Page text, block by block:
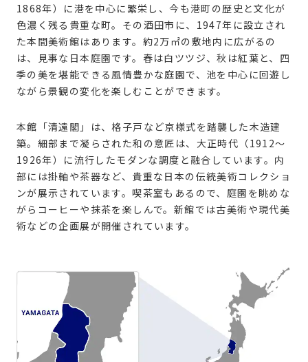
1868年）に港を中心に繁栄し、今も港町の歴史と文化が
色濃く残る貴重な町。その酒田市に、1947年に設立され
た本間美術館はあります。約2万㎡の敷地内に広がるの
は、見事な日本庭園です。春は白ツツジ、秋は紅葉と、四
季の美を堪能できる風情豊かな庭園で、池を中心に回遊し
ながら景観の変化を楽しむことができます。
本館「清遠閣」は、格子戸など京様式を踏襲した木造建
築。細部まで凝らされた和の意匠は、大正時代（1912〜
1926年）に流行したモダンな調度と融合しています。内
部には掛軸や茶器など、貴重な日本の伝統美術コレクショ
ンが展示されています。喫茶室もあるので、庭園を眺めな
がらコーヒーや抹茶を楽しんで。新館では古美術や現代美
術などの企画展が開催されています。